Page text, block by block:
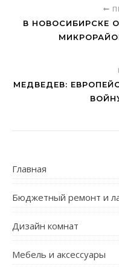
В НОВОСИБИРСКЕ
МЕДВЕДЕВ:
Главная
Бюджетный ремонт и
Дизайн комнат
Мебель и аксессуары